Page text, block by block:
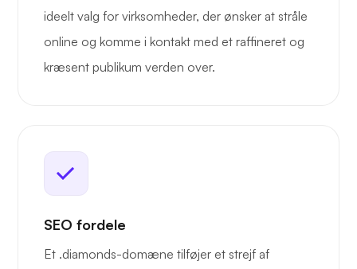
ideelt valg for virksomheder, der ønsker at stråle
online og komme i kontakt med et raffineret og
kræsent publikum verden over.
SEO fordele
Et .diamonds-domæne tilføjer et strejf af